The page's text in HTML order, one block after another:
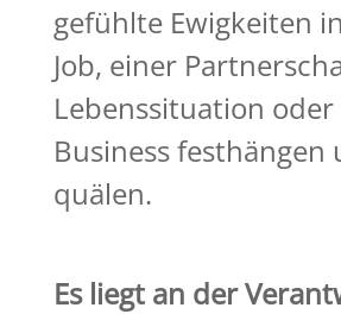
gefühlte Ewigkeiten
Job, einer
Lebenssituation
Business festhängen
quälen.
Es liegt an der